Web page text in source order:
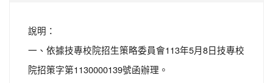
說明：
一、依據技專校院招生策略委員會113年5月8日技專校
院招策字第1130000139號函辦理。